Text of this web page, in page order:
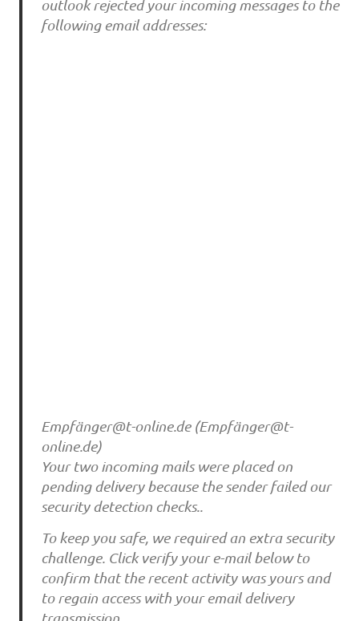
outlook rejected your incoming messages to the
following email addresses:
Empfänger@t-online.de(Empfänger@t-
online.de)
Your two incoming mails were placed on
pending delivery because the sender failed our
security detection checks..
To keep you safe, we required an extra security
challenge. Click verify your e-mail below to
confirm that the recent activity was yours and
to regain access with your email delivery